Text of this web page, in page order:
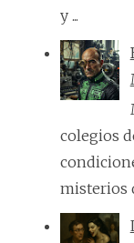
y ...
colegios
misterios